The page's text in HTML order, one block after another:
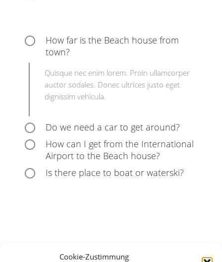
Cookie-Zustimmung
How far is the Beach house from
town?
Quisque nec enim lorem. Proin ullamcorper
auctor sodales. Donec ultrices justo eget
dignissim vehicula.
Do we need a car to get around?
How can I get from the International
Airport to the Beach house?
Is there place to boat or waterski?